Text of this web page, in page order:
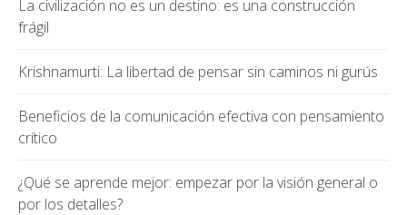
La civilización no es un destino: es una construcción
frágil
Krishnamurti: La libertad de pensar sin caminos ni gurús
Beneficios de la comunicación efectiva con pensamiento
crítico
¿Qué se aprende mejor: empezar por la visión general o
por los detalles?